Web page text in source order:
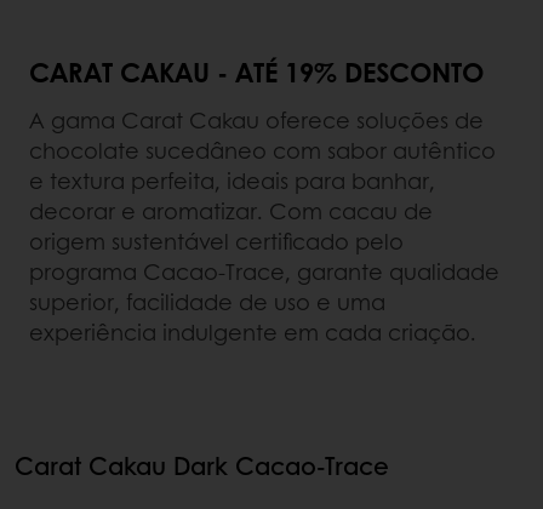
CARAT CAKAU - ATÉ 19% DESCONTO
A gama Carat Cakau oferece soluções de
chocolate sucedâneo com sabor autêntico
e textura perfeita, ideais para banhar,
decorar e aromatizar. Com cacau de
origem sustentável certificado pelo
programa Cacao-Trace, garante qualidade
superior, facilidade de uso e uma
experiência indulgente em cada criação.
Carat Cakau Dark Cacao-Trace